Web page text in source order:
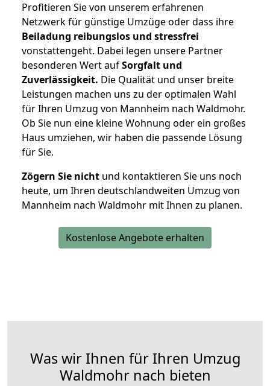
Profitieren Sie von unserem erfahrenen
Netzwerk für günstige Umzüge oder dass ihre
Beiladung reibungslos und stressfrei
vonstattengeht. Dabei legen unsere Partner
besonderen Wert aufSorgfalt und
Zuverlässigkeit. Die Qualität und unser breite
Leistungen machen uns zu der optimalen Wahl
für Ihren Umzug von Mannheim nach Waldmohr.
Ob Sie nun eine kleine Wohnung oder ein großes
Haus umziehen, wir haben die passende Lösung
für Sie.
Zögern Sie nicht und kontaktieren Sie uns noch
heute, um Ihren deutschlandweiten Umzug von
Mannheim nach Waldmohr mit Ihnen zu planen.
Kostenlose Angebote erhalten
Was wir Ihnen für Ihren Umzug
Waldmohr nach bieten